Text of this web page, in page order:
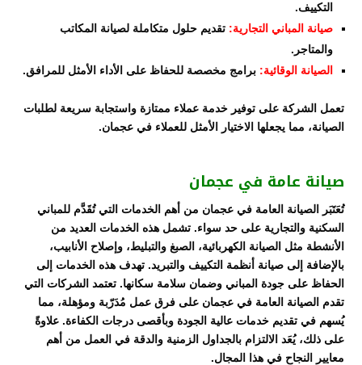
التكييف.
صيانة المباني التجارية: تقديم حلول متكاملة لصيانة المكاتب
والمتاجر.
الصيانة الوقائية: برامج مخصصة للحفاظ على الأداء الأمثل للمرافق.
تعمل الشركة على توفير خدمة عملاء ممتازة واستجابة سريعة لطلبات
الصيانة، مما يجعلها الاختيار الأمثل للعملاء في عجمان.
صيانة عامة في عجمان
تُعَتَبَر الصيانة العامة في عجمان من أهم الخدمات التي تُقَدَّم للمباني
السكنية والتجارية على حد سواء. تشمل هذه الخدمات العديد من
الأنشطة مثل الصيانة الكهربائية، الصبغ والتبليط، وإصلاح الأنابيب،
بالإضافة إلى صيانة أنظمة التكييف والتبريد. تهدف هذه الخدمات إلى
الحفاظ على جودة المباني وضمان سلامة سكانها. تعتمد الشركات التي
تقدم الصيانة العامة في عجمان على فرق عمل مُدَرّبة ومؤهلة، مما
يُسهم في تقديم خدمات عالية الجودة وبأقصى درجات الكفاءة. علاوةً
على ذلك، يُعَد الالتزام بالجداول الزمنية والدقة في العمل من أهم
معايير النجاح في هذا المجال.